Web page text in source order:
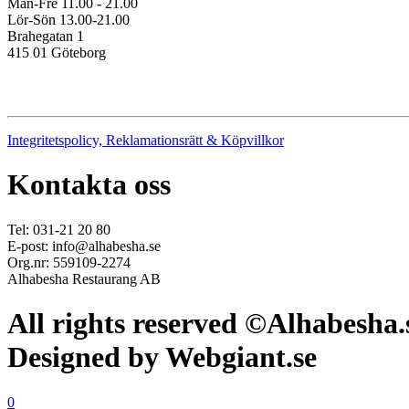
Lör-Sön 13.00-21.00
Brahegatan 1
415 01 Göteborg
Integritetspolicy, Reklamationsrätt & Köpvillkor
Kontakta oss
Tel: 031-21 20 80
E-post: info@alhabesha.se
Org.nr: 559109-2274
Alhabesha Restaurang AB
All rights reserved
Designed by Webgiant.se
0